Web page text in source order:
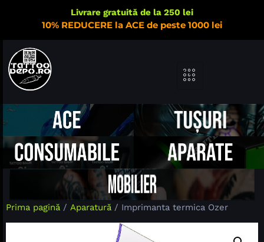
Livrare gratuită de la 250 lei
10% REDUCERE la ACE de peste 1000 lei
Prima pagină / Aparatură / Imprimanta termica Ozer